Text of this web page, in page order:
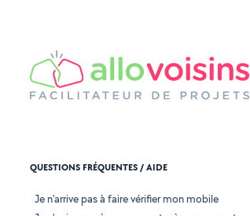
QUESTIONS FRÉQUENTES / AIDE
Je n'arrive pas à faire vérifier mon mobile